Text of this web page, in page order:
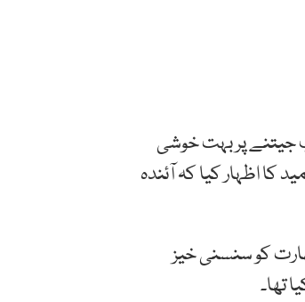
جیتنے پر بہت خوشی
کا اظہار کیا کہ آئندہ
میں روایتی حریف بھارت کو سنسنی خیز
تھا۔